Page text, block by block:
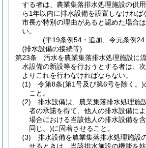
する者は、農業集落排水処理施設の供
ら1年以内に排水設備を設置しなければ
市長が特別の理由があると認めた場合
い。
(平19条例54・追加、令元条例
(排水設備の接続等)
第23条
汚水を農業集落排水処理施設に
水設備の新設等を行おうとする者は、
よりこれを行わなければならない。
(1)
令第8条(第1号及び第6号を除く。)
こと。
(2)
排水設備は、農業集落排水処理施
者の承諾を得て、他人の排水設備に
場合における当該他人の排水設備を含
同じ。)に固着させること。
(3)
排水設備を農業集落排水処理施設
せるときは、当該排水施設の機能を